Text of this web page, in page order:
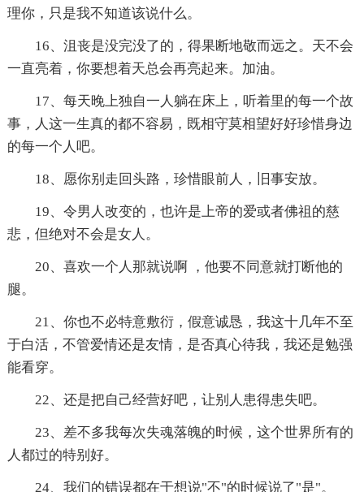
理你，只是我不知道该说什么。
16、沮丧是没完没了的，得果断地敬而远之。天不会
一直亮着，你要想着天总会再亮起来。加油。
17、每天晚上独自一人躺在床上，听着里的每一个故
事，人这一生真的都不容易，既相守莫相望好好珍惜身边
的每一个人吧。
18、愿你别走回头路，珍惜眼前人，旧事安放。
19、令男人改变的，也许是上帝的爱或者佛祖的慈
悲，但绝对不会是女人。
20、喜欢一个人那就说啊 ，他要不同意就打断他的
腿。
21、你也不必特意敷衍，假意诚恳，我这十几年不至
于白活，不管爱情还是友情，是否真心待我，我还是勉强
能看穿。
22、还是把自己经营好吧，让别人患得患失吧。
23、差不多我每次失魂落魄的时候，这个世界所有的
人都过的特别好。
24、我们的错误都在于想说"不"的时候说了"是"。